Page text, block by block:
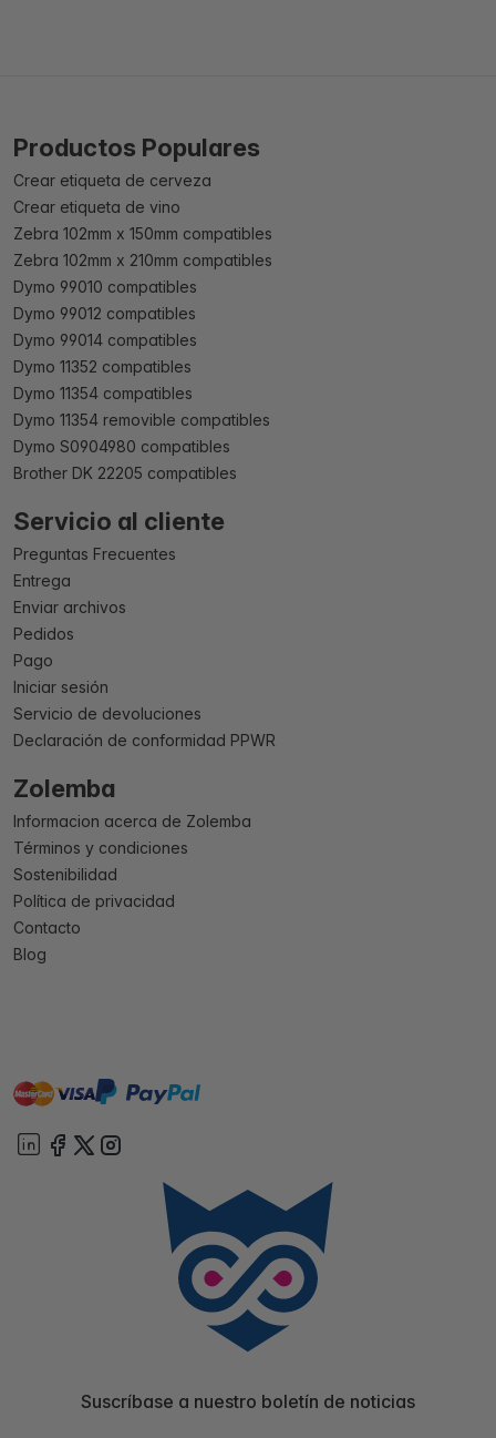
Productos Populares
Crear etiqueta de cerveza
Crear etiqueta de vino
Zebra 102mm x 150mm compatibles
Zebra 102mm x 210mm compatibles
Dymo 99010 compatibles
Dymo 99012 compatibles
Dymo 99014 compatibles
Dymo 11352 compatibles
Dymo 11354 compatibles
Dymo 11354 removible compatibles
Dymo S0904980 compatibles
Brother DK 22205 compatibles
Servicio al cliente
Preguntas Frecuentes
Entrega
Enviar archivos
Pedidos
Pago
Iniciar sesión
Servicio de devoluciones
Declaración de conformidad PPWR
Zolemba
Informacion acerca de Zolemba
Términos y condiciones
Sostenibilidad
Política de privacidad
Contacto
Blog
mastervisa paypal
Suscríbase a nuestro boletín de noticias